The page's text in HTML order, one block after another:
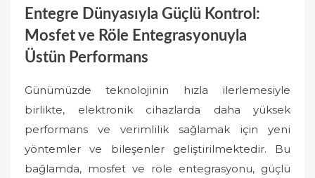
Entegre Dünyasıyla Güçlü Kontrol:
Mosfet ve Röle Entegrasyonuyla
Üstün Performans
Günümüzde teknolojinin hızla ilerlemesiyle
birlikte, elektronik cihazlarda daha yüksek
performans ve verimlilik sağlamak için yeni
yöntemler ve bileşenler geliştirilmektedir. Bu
bağlamda, mosfet ve röle entegrasyonu, güçlü